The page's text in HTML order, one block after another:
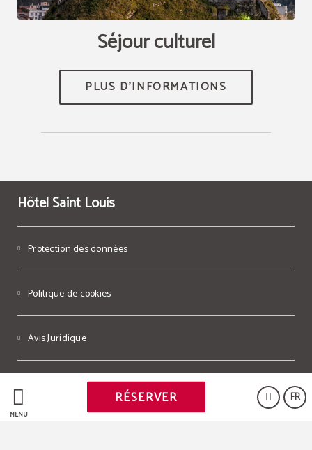
MENU
FR
RÉSERVER
Séjour culturel
PLUS D'INFORMATIONS
Hôtel Saint Louis
Protection des données
Politique de cookies
Avis Juridique
Powered by Keytel